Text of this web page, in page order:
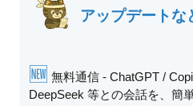
アップデートな